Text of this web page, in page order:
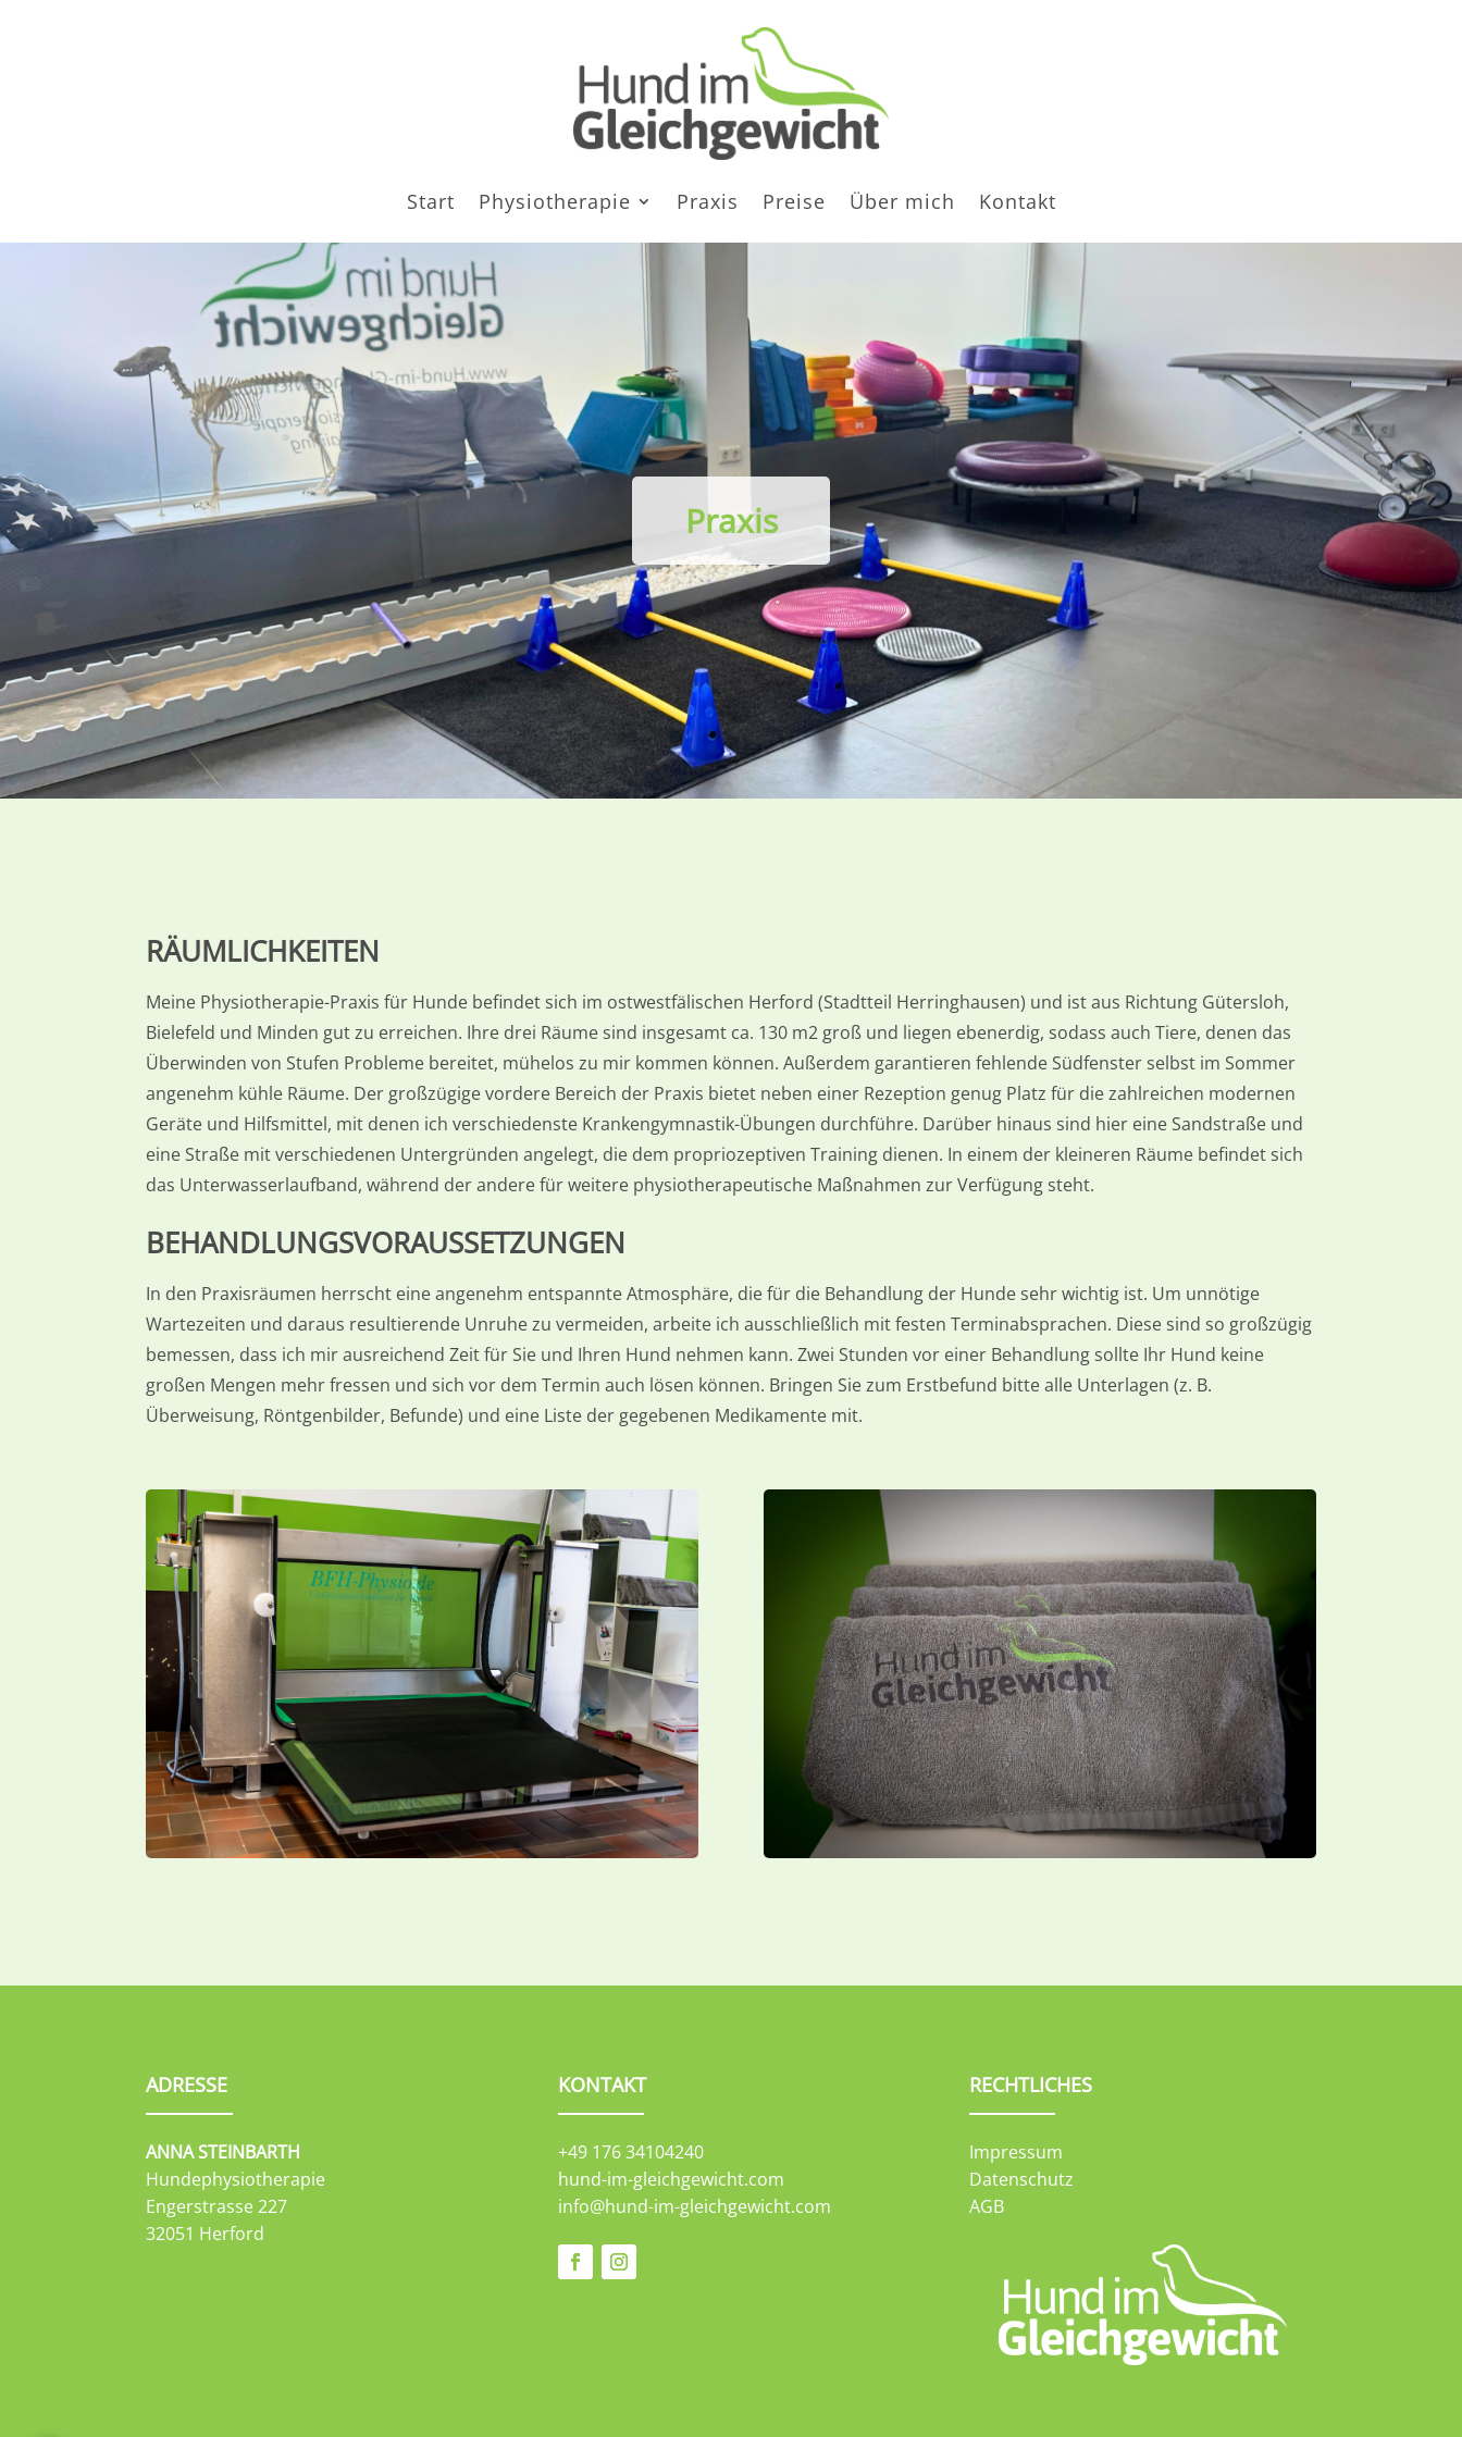
Start Physiotherapie Praxis Preise Über mich Kontakt
Praxis
RÄUMLICHKEITEN
Meine Physiotherapie-Praxis für Hunde befindet sich im ostwestfälischen Herford (Stadtteil Herringhausen) und ist aus Richtung Gütersloh,
Bielefeld und Minden gut zu erreichen. Ihre drei Räume sind insgesamt ca. 130 m2 groß und liegen ebenerdig, sodass auch Tiere, denen das
Überwinden von Stufen Probleme bereitet, mühelos zu mir kommen können. Außerdem garantieren fehlende Südfenster selbst im Sommer
angenehm kühle Räume. Der großzügige vordere Bereich der Praxis bietet neben einer Rezeption genug Platz für die zahlreichen modernen
Geräte und Hilfsmittel, mit denen ich verschiedenste Krankengymnastik-Übungen durchführe. Darüber hinaus sind hier eine Sandstraße und
eine Straße mit verschiedenen Untergründen angelegt, die dem propriozeptiven Training dienen. In einem der kleineren Räume befindet sich
das Unterwasserlaufband, während der andere für weitere physiotherapeutische Maßnahmen zur Verfügung steht.
BEHANDLUNGSVORAUSSETZUNGEN
In den Praxisräumen herrscht eine angenehm entspannte Atmosphäre, die für die Behandlung der Hunde sehr wichtig ist. Um unnötige
Wartezeiten und daraus resultierende Unruhe zu vermeiden, arbeite ich ausschließlich mit festen Terminabsprachen. Diese sind so großzügig
bemessen, dass ich mir ausreichend Zeit für Sie und Ihren Hund nehmen kann. Zwei Stunden vor einer Behandlung sollte Ihr Hund keine
großen Mengen mehr fressen und sich vor dem Termin auch lösen können. Bringen Sie zum Erstbefund bitte alle Unterlagen (z. B.
Überweisung, Röntgenbilder, Befunde) und eine Liste der gegebenen Medikamente mit.
ADRESSE
ANNA STEINBARTH
Hundephysiotherapie
Engerstrasse 227
32051 Herford
KONTAKT
+49 176 34104240
hund-im-gleichgewicht.com
info@hund-im-gleichgewicht.com
RECHTLICHES
Impressum
Datenschutz
AGB